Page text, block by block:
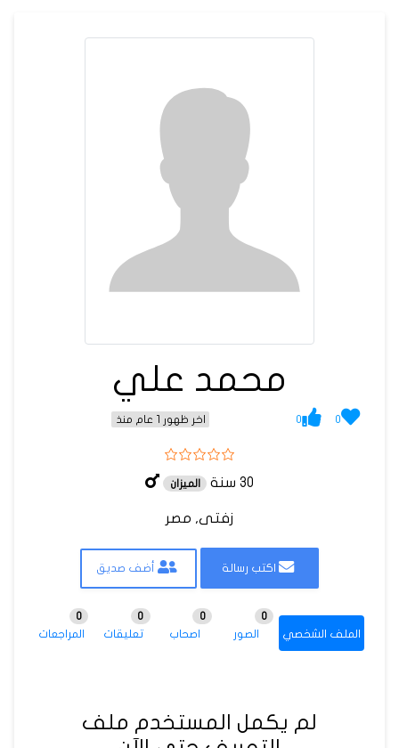
محمد علي
0
0 اخر ظهور 1 عام منذ
30 سنة الميزان
زفتى, مصر
اكتب رسالة أضف صديق
الملف الشخصي الصور
0
اصحاب
0
تعليقات
0
المراجعات
0
لم يكمل المستخدم ملف